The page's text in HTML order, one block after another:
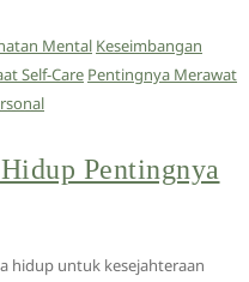
Mental Keseimbangan
Self-Care Pentingnya Merawat
Pentingnya
hidup untuk kesejahteraan